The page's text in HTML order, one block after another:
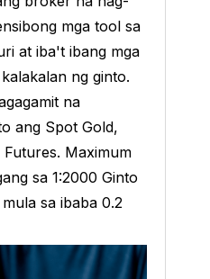
mga tool sa
at iba't ibang mga
ng ginto.
na
ang Spot Gold,
Futures. Maximum
sa 1:2000 Ginto
sa ibaba 0.2